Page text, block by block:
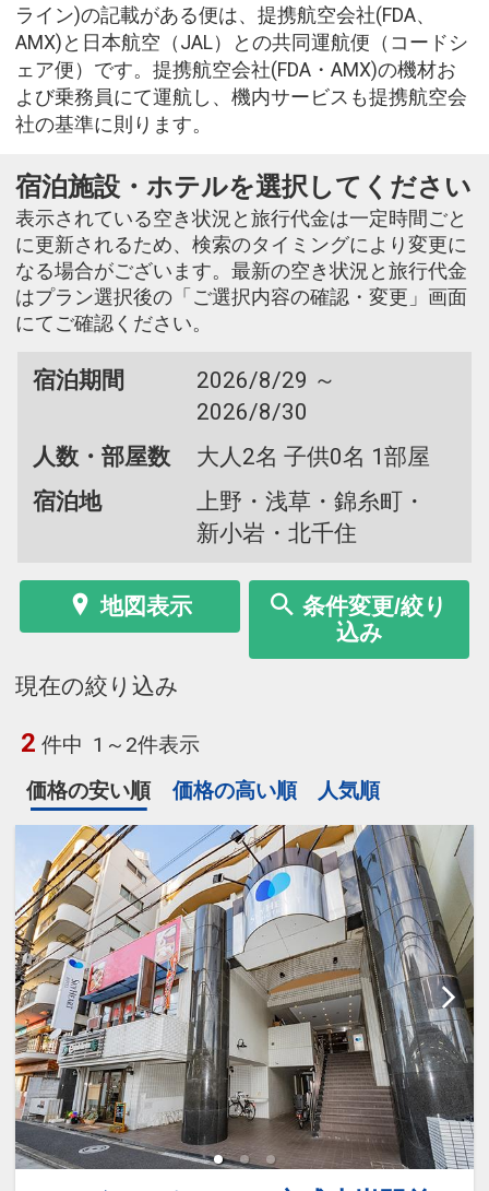
ライン)の記載がある便は、提携航空会社(FDA、
AMX)と日本航空（JAL）との共同運航便（コードシ
ェア便）です。提携航空会社(FDA・AMX)の機材お
よび乗務員にて運航し、機内サービスも提携航空会
社の基準に則ります。
宿泊施設・ホテルを選択してください
表示されている空き状況と旅行代金は一定時間ごと
に更新されるため、検索のタイミングにより変更に
なる場合がございます。最新の空き状況と旅行代金
はプラン選択後の「ご選択内容の確認・変更」画面
にてご確認ください。
宿泊期間
2026/8/29 ～
2026/8/30
人数・部屋数
大人2名 子供0名 1部屋
宿泊地
上野・浅草・錦糸町・
新小岩・北千住
地図表示
条件変更/絞り
込み
現在の絞り込み
2 件中 1～2件表示
価格の安い順
価格の高い順 人気順